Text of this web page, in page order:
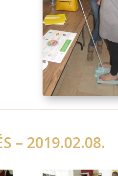
– 2019.02.08.